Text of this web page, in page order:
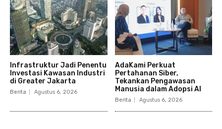
Infrastruktur Jadi Penentu
Investasi Kawasan Industri
di Greater Jakarta
Berita Agustus 6, 2026
AdaKami Perkuat
Pertahanan Siber,
Tekankan Pengawasan
Manusia dalam Adopsi AI
Berita Agustus 6, 2026